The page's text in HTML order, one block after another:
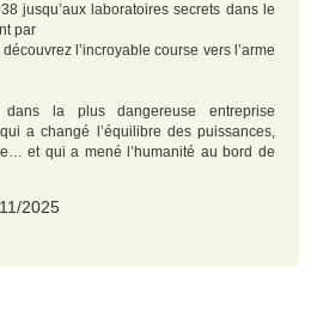
jusqu’aux laboratoires secrets dans le
par
l’incroyable course vers l’arme
la plus dangereuse entreprise
a changé l’équilibre des puissances,
et qui a mené l’humanité au bord de
2025